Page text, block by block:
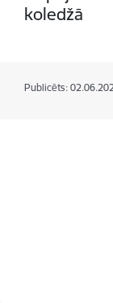
koledžā
Publicēts: